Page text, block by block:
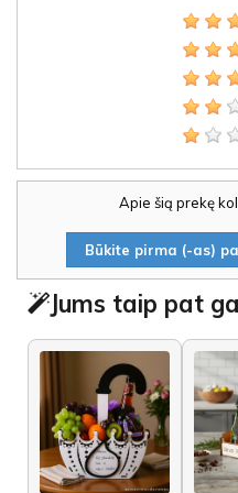
Apie šią prekę
Būkite pirma (-as)
Jums taip pat